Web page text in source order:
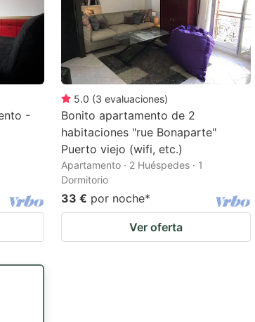
-
5.0 (3 evaluaciones)
Bonito apartamento de 2
habitaciones "rue Bonaparte"
Puerto viejo (wifi, etc.)
Apartamento · 2 Huéspedes · 1
Dormitorio
33 € por noche*
Ver oferta